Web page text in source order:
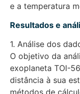
e a temperatura
Resultados e
1. Análise dos
O objetivo da
exoplaneta TOI-
distância à sua